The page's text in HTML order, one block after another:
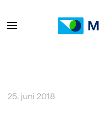
25. juni 2018